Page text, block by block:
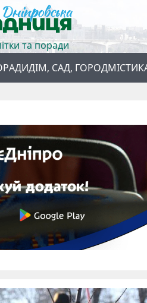
та поради
ДІМ, САД, ГОРОД